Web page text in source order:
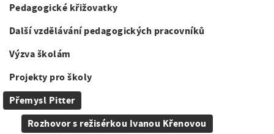
v
a
d
c
r
u
d
e
n
a
Pedagogické křižovatky
Další vzdělávání pedagogických pracovníků
Výzva školám
Projekty pro školy
Přemysl Pitter
Rozhovor s režisérkou Ivanou Křenovou